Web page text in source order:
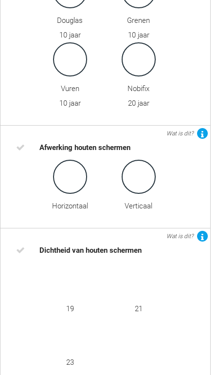
Douglas
10 jaar
Grenen
10 jaar
Vuren
10 jaar
Nobifix
20 jaar
Wat is dit?
Afwerking houten schermen
Horizontaal Verticaal
Wat is dit?
Dichtheid van houten schermen
19 21
23